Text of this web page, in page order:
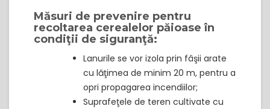
Măsuri de prevenire pentru
recoltarea cerealelor păioase în
condiţii de siguranţă:
Lanurile se vor izola prin fâşii arate
cu lăţimea de minim 20 m, pentru a
opri propagarea incendiilor;
Suprafeţele de teren cultivate cu